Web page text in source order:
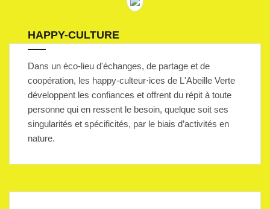
HAPPY-CULTURE
Dans un éco-lieu d'échanges, de partage et de
coopération, les happy-culteur·ices de L'Abeille Verte
développent les confiances et offrent du répit à toute
personne qui en ressent le besoin, quelque soit ses
singularités et spécificités, par le biais d’activités en
nature.